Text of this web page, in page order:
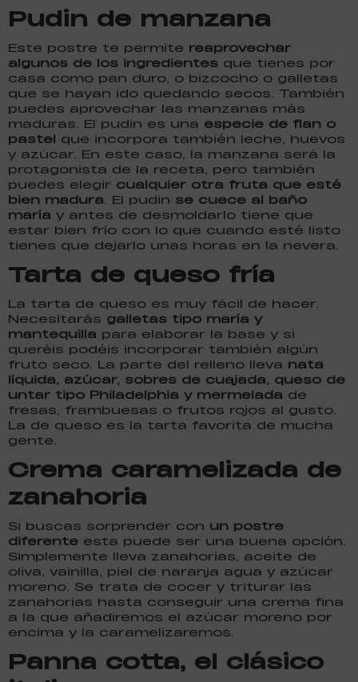
Pudin de manzana
Este postre te permite reaprovechar
algunos de los ingredientes que tienes por
casa como pan duro, o bizcocho o galletas
que se hayan ido quedando secos. También
puedes aprovechar las manzanas más
maduras. El pudin es una especie de flan o
pastel que incorpora también leche, huevos
y azúcar. En este caso, la manzana será la
protagonista de la receta, pero también
puedes elegir cualquier otra fruta que esté
bien madura. El pudin se cuece al baño
maría y antes de desmoldarlo tiene que
estar bien frío con lo que cuando esté listo
tienes que dejarlo unas horas en la nevera.
Tarta de queso fría
La tarta de queso es muy fácil de hacer.
Necesitarás galletas tipo maría y
mantequilla para elaborar la base y si
queréis podéis incorporar también algún
fruto seco. La parte del relleno lleva nata
líquida, azúcar, sobres de cuajada, queso de
untar tipo Philadelphia y mermelada de
fresas, frambuesas o frutos rojos al gusto.
La de queso es la tarta favorita de mucha
gente.
Crema caramelizada de
zanahoria
Si buscas sorprender con un postre
diferente esta puede ser una buena opción.
Simplemente lleva zanahorias, aceite de
oliva, vainilla, piel de naranja agua y azúcar
moreno. Se trata de cocer y triturar las
zanahorias hasta conseguir una crema fina
a la que añadiremos el azúcar moreno por
encima y la caramelizaremos.
Panna cotta, el clásico